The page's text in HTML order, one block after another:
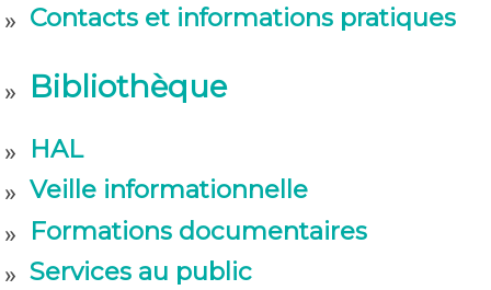
Contacts et informations pratiques
Bibliothèque
HAL
Veille informationnelle
Formations documentaires
Services au public